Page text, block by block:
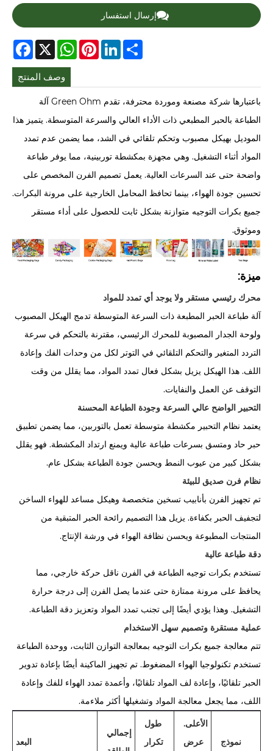
إرسال استفسار
X
WhatsAppPinterestLinkedInShare
وصف المنتج
باعتبارها شركة مصنعة وموردة محترفة، تقدم Green Ohm آلة
الطباعة بالحبر المطبعي ذات الأداء العالي والسرعة المتوسطة. يتميز هذا
الموديل بهيكل مصبوب وتحكم تلقائي في الشد، مما يضمن عدم تمدد
المواد أثناء التشغيل. وهي مجهزة بمكشطة توربينية، مما يوفر طباعة
واضحة حتى عند السرعات العالية. يعمل تصميم الفرن المخصص على
تحسين جودة الهواء، بينما تحافظ المحامل الخارجية على مرونة البكرات.
جميع بكرات التوجيه متوازنة بشكل ثابت للحصول على أداء مستقر
وموثوق.
ميزة:
محرك رئيسي مستقر ولا يوجد أي تمدد للمواد
آلة طباعة الحبر المطبعة ذات السرعة المتوسطة تدمج الهيكل المصبوب
ولوحة الجدار المصبوبة للمحرك الرئيسي، مقترنة بالتحكم في سرعة
التردد المتغير والتحكم التلقائي في التوتر لكل من وحدات الفك وإعادة
اللف. هذا الهيكل يزيل بشكل فعال تمدد المواد، مما يقلل من وقت
التوقف عن العمل والنفايات.
التحبير الواضح عالي السرعة وجودة الطباعة المحسنة
يعتمد نظام التحبير مكشطة متوسطة تعمل بالتوربين، مما يضمن تطبيق
حبر حاد ومتسق بسرعات طباعة عالية ويمنع ارتداد المكشطة. فهو يقلل
بشكل كبير من عيوب النمط ويحسن جودة الطباعة بشكل عام.
نظام فرن صديق للبيئة
تم تجهيز الفرن بأنابيب تسخين متخصصة وهيكل مساعد للهواء الساخن
لتجفيف الحبر بكفاءة. يزيل هذا التصميم رائحة الحبر المتبقية من
المنتجات المطبوعة ويحسن نظافة الهواء في ورشة الإنتاج.
دقة طباعة عالية
تستخدم بكرات توجيه الطباعة في الفرن ناقل حركة خارجي، مما
يحافظ على مرونة ممتازة حتى عندما يصل الفرن إلى درجة حرارة
التشغيل. وهذا يؤدي أيضًا إلى تجنب تمدد المواد وتعزيز دقة الطباعة.
عملية مستقرة وتصميم سهل الاستخدام
تتم معالجة جميع بكرات التوجيه بمعالجة التوازن الثابت، ووحدة الطباعة
تستخدم تكنولوجيا الهواء المضغوط. تم تجهيز الماكينة أيضًا بإعادة تدوير
الحبر تلقائيًا، وإعادة لف المواد تلقائيًا، وأعمدة تمدد الهواء للفك وإعادة
اللف، مما يجعل معالجة المواد وتشغيلها أكثر ملاءمة.
نموذج
الأعلى.
عرض
طول
تكرار
إجمالي
البعد